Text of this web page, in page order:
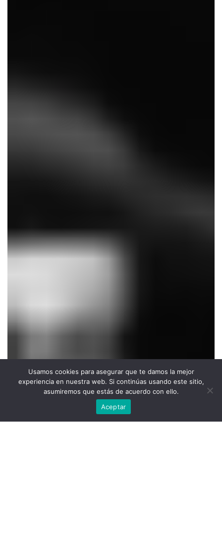
Usamos cookies para asegurar que te damos la mejor
experiencia en nuestra web. Si continúas usando este sitio,
asumiremos que estás de acuerdo con ello.
Aceptar